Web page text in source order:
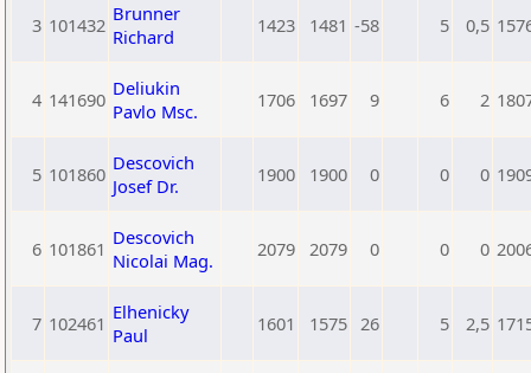
3 101432 Brunner
Richard
1423 1481 -58 5 0,5
4 141690 Deliukin
Pavlo Msc.
1706 1697 9 6 2
5 101860 Descovich
Josef Dr.
1900 1900 0 0 0
6 101861 Descovich
Nicolai Mag.
2079 2079 0 0 0
7 102461 Elhenicky
Paul
1601 1575 26 5 2,5